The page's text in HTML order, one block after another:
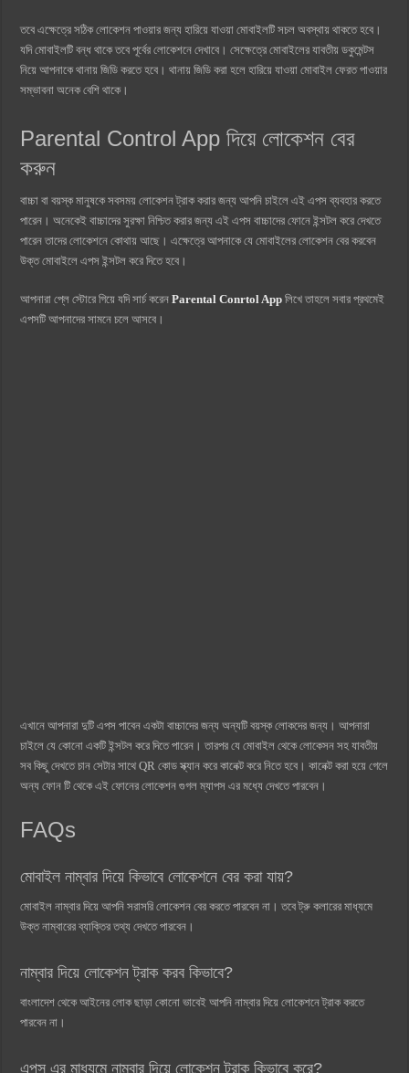
তবে এক্ষেত্রে সঠিক লোকেশন পাওয়ার জন্য হারিয়ে যাওয়া মোবাইলটি সচল অবস্থায় থাকতে হবে।
যদি মোবাইলটি বন্ধ থাকে তবে পূর্বের লোকেশনে দেখাবে। সেক্ষেত্রে মোবাইলের যাবতীয় ডকুমেন্টস
নিয়ে আপনাকে থানায় জিডি করতে হবে। থানায় জিডি করা হলে হারিয়ে যাওয়া মোবাইল ফেরত পাওয়ার
সম্ভাবনা অনেক বেশি থাকে।
Parental Control App দিয়ে লোকেশন বের
করুন
বাচ্চা বা বয়স্ক মানুষকে সবসময় লোকেশন ট্রাক করার জন্য আপনি চাইলে এই এপস ব্যবহার করতে
পারেন। অনেকেই বাচ্চাদের সুরক্ষা নিশ্চিত করার জন্য এই এপস বাচ্চাদের ফোনে ইন্সটল করে দেখতে
পারেন তাদের লোকেশনে কোথায় আছে। এক্ষেত্রে আপনাকে যে মোবাইলের লোকেশন বের করবেন
উক্ত মোবাইলে এপস ইন্সটল করে দিতে হবে।
আপনারা প্লে স্টোরে গিয়ে যদি সার্চ করেনParental Conrtol App লিখে তাহলে সবার প্রথমেই
এপসটি আপনাদের সামনে চলে আসবে।
এখানে আপনারা দুটি এপস পাবেন একটা বাচ্চাদের জন্য অন্যটি বয়স্ক লোকদের জন্য। আপনারা
চাইলে যে কোনো একটি ইন্সটল করে দিতে পারেন। তারপর যে মোবাইল থেকে লোকেসন সহ যাবতীয়
সব কিছু দেখতে চান সেটার সাথে QR কোড স্ক্যান করে কানেক্ট করে নিতে হবে। কানেক্ট করা হয়ে গেলে
অন্য ফোন টি থেকে এই ফোনের লোকেশন গুগল ম্যাপস এর মধ্যে দেখতে পারবেন।
FAQs
মোবাইল নাম্বার দিয়ে কিভাবে লোকেশনে বের করা যায়?
মোবাইল নাম্বার দিয়ে আপনি সরাসরি লোকেশন বের করতে পারবেন না। তবে ট্রু কলারের মাধ্যমে
উক্ত নাম্বারের ব্যাক্তির তথ্য দেখতে পারবেন।
নাম্বার দিয়ে লোকেশন ট্রাক করব কিভাবে?
বাংলাদেশ থেকে আইনের লোক ছাড়া কোনো ভাবেই আপনি নাম্বার দিয়ে লোকেশনে ট্রাক করতে
পারবেন না।
এপস এর মাধ্যমে নাম্বার দিয়ে লোকেশন ট্রাক কিভাবে করে?